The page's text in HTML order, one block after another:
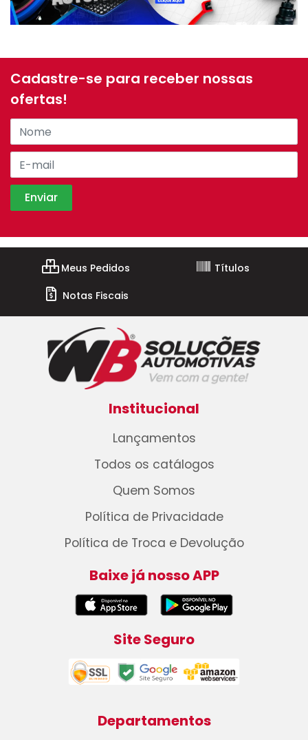
Cadastre-se para receber nossas
ofertas!
Meus Pedidos
Títulos
Notas Fiscais
Institucional
Lançamentos
Todos os catálogos
Quem Somos
Política de Privacidade
Política de Troca e Devolução
Baixe já nosso APP
Site Seguro
Departamentos